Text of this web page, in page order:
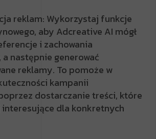
reklam: Wykorzystaj funkcje
aby Adcreative AI mógł
i zachowania
następnie generować
reklamy. To pomoże w
kampanii
dostarczanie treści, które
dla konkretnych